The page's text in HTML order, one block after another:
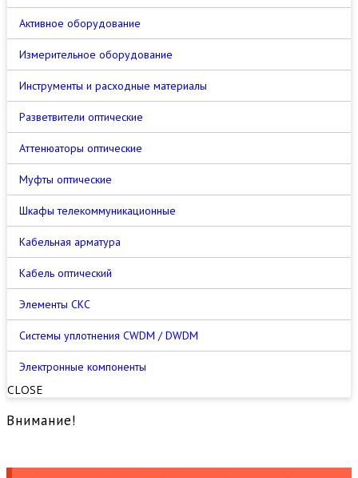
Активное оборудование
Измерительное оборудование
Инструменты и расходные материалы
Разветвители оптические
Аттенюаторы оптические
Муфты оптические
Шкафы телекоммуникационные
Кабельная арматура
Кабель оптический
Элементы СКС
Cистемы уплотнения CWDM / DWDM
Электронные компоненты
CLOSE
Внимание!